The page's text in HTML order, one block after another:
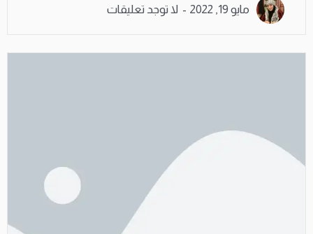
مايو 19, 2022 لا توجد تعليقات